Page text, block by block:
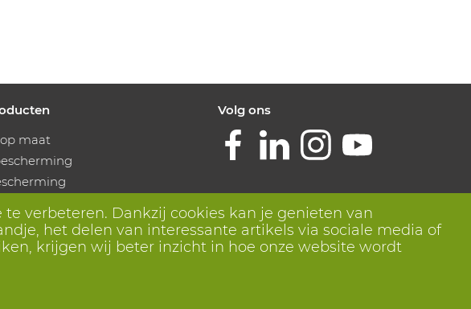
verbeteren. Dankzij cookies kan je genieten van
het delen van interessante artikels via sociale media of
krijgen wij beter inzicht in hoe onze website wordt
maat
Volg ons